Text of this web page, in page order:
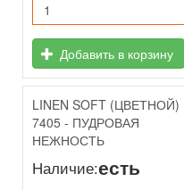
Добавить в корзину
LINEN SOFT (ЦВЕТНОЙ)
7405 - ПУДРОВАЯ
НЕЖНОСТЬ
Наличие:есть